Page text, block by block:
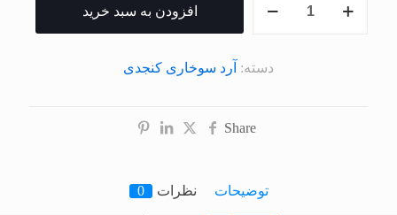
افزودن به سبد خرید
دسته: آرد سوخاری کنجدی
Share
توضیحات نظرات 0